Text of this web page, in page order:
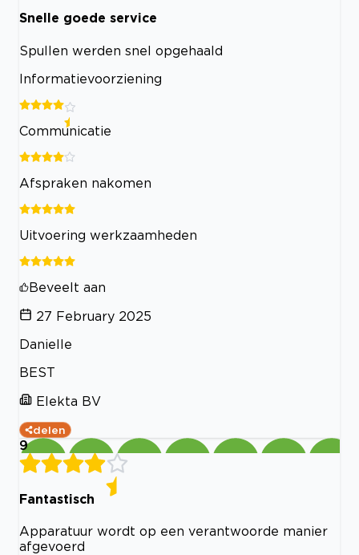
Snelle goede service
Spullen werden snel opgehaald
Informatievoorziening
Communicatie
Afspraken nakomen
Uitvoering werkzaamheden
Beveelt aan
27 February 2025
Danielle
BEST
Elekta BV
delen
9
Fantastisch
Apparatuur wordt op een verantwoorde manier
afgevoerd